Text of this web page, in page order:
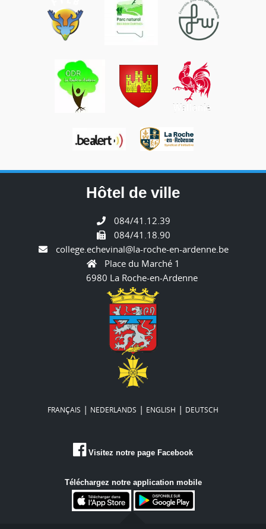
Hôtel de ville
084/41.12.39
084/41.18.90
college.echevinal@la-roche-en-ardenne.be
Place du Marché 1
6980 La Roche-en-Ardenne
FRANÇAIS | NEDERLANDS | ENGLISH | DEUTSCH
Visitez notre page Facebook
Téléchargez notre application mobile